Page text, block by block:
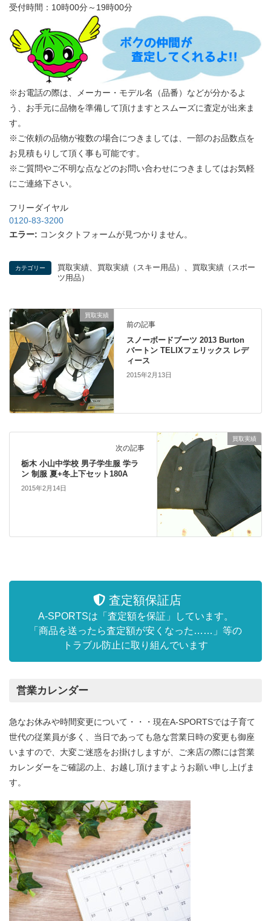
受付時間：10時00分～19時00分
※お電話の際は、メーカー・モデル名（品番）などが分かるよ
う、お手元に品物を準備して頂けますとスムーズに査定が出来ま
す。
※ご依頼の品物が複数の場合につきましては、一部のお品数点を
お見積もりして頂く事も可能です。
※ご質問やご不明な点などのお問い合わせにつきましてはお気軽
にご連絡下さい。
フリーダイヤル
0120-83-3200
エラー: コンタクトフォームが見つかりません。
カテゴリー 買取実績 買取実績（スキー用品）
買取実績（スポー
ツ用品）
買取実績
前の記事
スノーボードブーツ 2013 Burton
バートン TELIXフェリックス レデ
ィース
2015年2月13日
買取実績
次の記事
栃木 小山中学校 男子学生服 学ラ
ン 制服 夏+冬上下セット180A
2015年2月14日
査定額保証店
A-SPORTSは「査定額を保証」しています。
「商品を送ったら査定額が安くなった……」等の
トラブル防止に取り組んでいます
営業カレンダー
急なお休みや時間変更について・・・現在A-SPORTSでは子育て
世代の従業員が多く、当日であっても急な営業日時の変更も御座
いますので、大変ご迷惑をお掛けしますが、ご来店の際には営業
カレンダーをご確認の上、お越し頂けますようお願い申し上げま
す。